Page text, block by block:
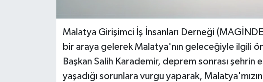
Malatya Girişimci İş İnsanları Derneği
bir araya gelerek Malatya'nın geleceğiyle ilgili
Başkan Salih Karademir, deprem sonrası şehrin
yaşadığı sorunlara vurgu yaparak,